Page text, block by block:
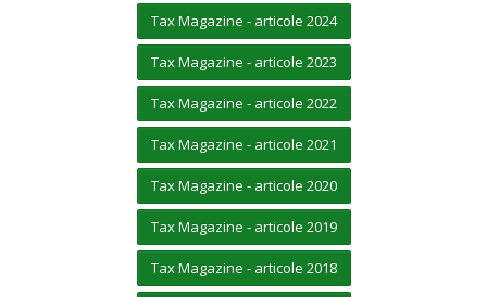
Tax Magazine - articole 2024
Tax Magazine - articole 2023
Tax Magazine - articole 2022
Tax Magazine - articole 2021
Tax Magazine - articole 2020
Tax Magazine - articole 2019
Tax Magazine - articole 2018